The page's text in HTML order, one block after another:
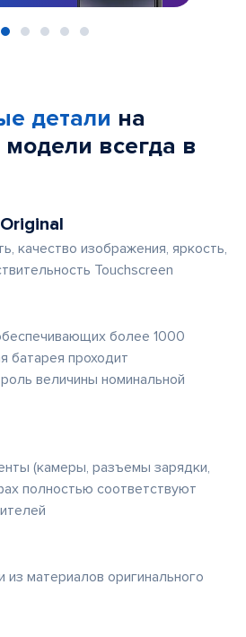
детали на
модели всегда в
качество изображения, яркость,
Touchscreen
более 1000
батарея проходит
величины номинальной
(камеры, разъемы зарядки,
полностью соответствуют
из материалов оригинального